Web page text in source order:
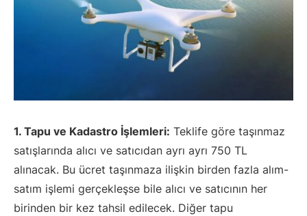
1. Tapu ve Kadastro İşlemleri: Teklife göre taşınmaz
satışlarında alıcı ve satıcıdan ayrı ayrı 750 TL
alınacak. Bu ücret taşınmaza ilişkin birden fazla alım-
satım işlemi gerçekleşse bile alıcı ve satıcının her
birinden bir kez tahsil edilecek. Diğer tapu